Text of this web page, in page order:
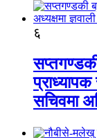
६
सचिवमा